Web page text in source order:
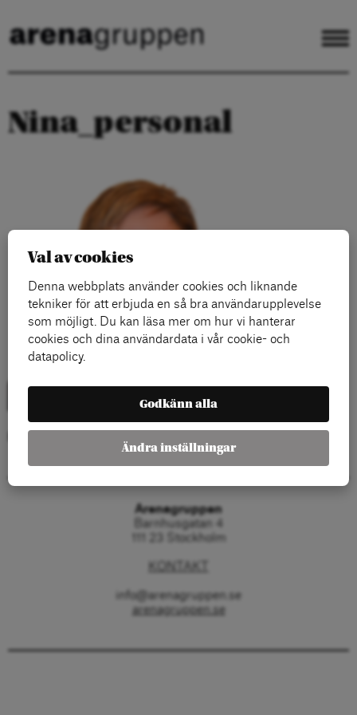
Nina_personal
Arenagruppen
Barnhusgatan 4
111 23 Stockholm
KONTAKT
info@arenagruppen.se
arenagruppen.se
Val av cookies
Denna webbplats använder cookies och liknande
tekniker för att erbjuda en så bra användarupplevelse
som möjligt. Du kan läsa mer om hur vi hanterar
cookies och dina användardata i vår cookie- och
datapolicy.
Godkänn alla
Ändra inställningar